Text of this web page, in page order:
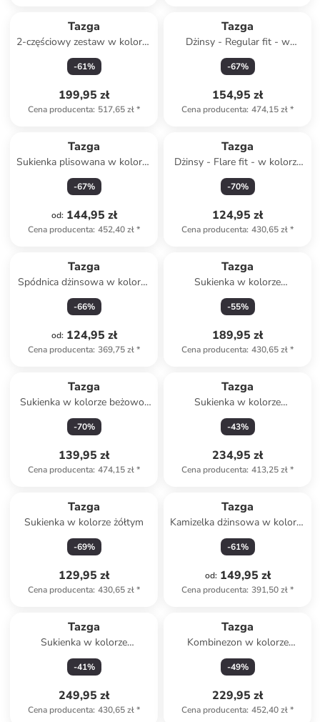
Tazga
2-częściowy zestaw w kolorze
biało-niebieskim
-61%
199,95 zł
Cena producenta: 517,65 zł*
Tazga
Dżinsy - Regular fit - w
kolorze niebieskim
-67%
154,95 zł
Cena producenta: 474,15 zł*
Tazga
Sukienka plisowana w kolorze
różowym
-67%
od: 144,95 zł
Cena producenta: 452,40 zł*
Tazga
Dżinsy - Flare fit - w kolorze
niebieskim
-70%
124,95 zł
Cena producenta: 430,65 zł*
Tazga
Spódnica dżinsowa w kolorze
granatowym
-66%
od: 124,95 zł
Cena producenta: 369,75 zł*
Tazga
Sukienka w kolorze
lawendowym
-55%
189,95 zł
Cena producenta: 430,65 zł*
Tazga
Sukienka w kolorze beżowo-
czarnym
-70%
139,95 zł
Cena producenta: 474,15 zł*
Tazga
Sukienka w kolorze
czerwonym
-43%
234,95 zł
Cena producenta: 413,25 zł*
Tazga
Sukienka w kolorze żółtym
-69%
129,95 zł
Cena producenta: 430,65 zł*
Tazga
Kamizelka dżinsowa w kolorze
czarnym
-61%
od: 149,95 zł
Cena producenta: 391,50 zł*
Tazga
Sukienka w kolorze
granatowo-białym
-41%
249,95 zł
Cena producenta: 430,65 zł*
Tazga
Kombinezon w kolorze
czarnym
-49%
229,95 zł
Cena producenta: 452,40 zł*